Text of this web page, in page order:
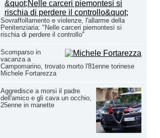
Sovraffollamento e violenze, l'allarme della
Penitenziaria: "Nelle carceri piemontesi si
rischia di perdere il controllo"
Scomparso in
vacanza a
Campomarino, trovato morto l'81enne torinese
Michele Fortarezza
Aggredisce a morsi il padre
dell'amico e gli cava un occhio,
25enne in manette